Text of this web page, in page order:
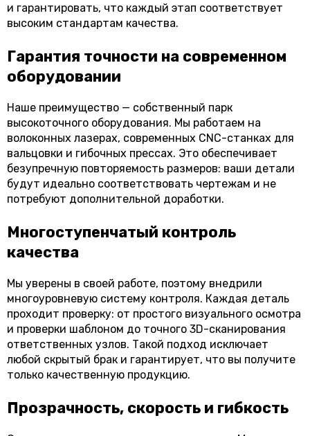
и гарантировать, что каждый этап соответствует
высоким стандартам качества.
Гарантия точности на современном
оборудовании
Наше преимущество — собственный парк
высокоточного оборудования. Мы работаем на
волоконных лазерах, современных CNC-станках для
вальцовки и гибочных прессах. Это обеспечивает
безупречную повторяемость размеров: ваши детали
будут идеально соответствовать чертежам и не
потребуют дополнительной доработки.
Многоступенчатый контроль
качества
Мы уверены в своей работе, поэтому внедрили
многоуровневую систему контроля. Каждая деталь
проходит проверку: от простого визуального осмотра
и проверки шаблоном до точного 3D-сканирования
ответственных узлов. Такой подход исключает
любой скрытый брак и гарантирует, что вы получите
только качественную продукцию.
Прозрачность, скорость и гибкость